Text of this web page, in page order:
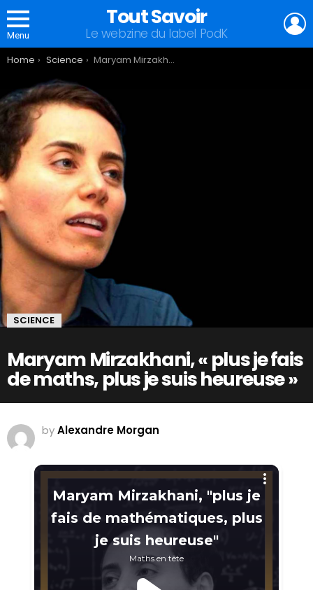
Menu
Tout Savoir
Le webzine du label PodK
You are here:
Home Science Maryam Mirzakhani, « plus je fais de maths, plus je suis heureuse »
SCIENCE
Maryam Mirzakhani, « plus je fais
de maths, plus je suis heureuse »
byAlexandre Morgan